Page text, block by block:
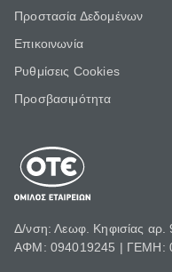
Προστασία Δεδομένων
Επικοινωνία
Ρυθμίσεις Cookies
Προσβασιμότητα
Δ/νση: Λεωφ. Κηφισίας αρ.
ΑΦΜ: 094019245 | ΓΕΜΗ: